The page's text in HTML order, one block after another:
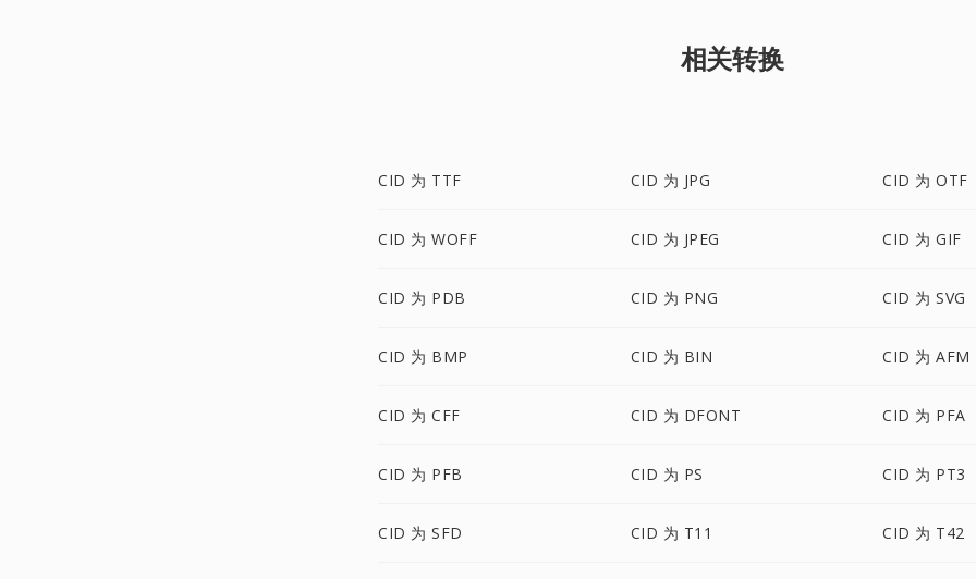
相关转换
CID 为 TTF CID 为 JPG CID 为 OTF
CID 为 WOFF CID 为 JPEG CID 为 GIF
CID 为 PDB CID 为 PNG CID 为 SVG
CID 为 BMP CID 为 BIN CID 为 AFM
CID 为 CFF CID 为 DFONT CID 为 PFA
CID 为 PFB CID 为 PS CID 为 PT3
CID 为 SFD CID 为 T11 CID 为 T42